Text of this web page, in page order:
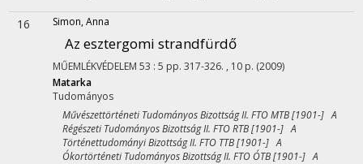
16 Simon, Anna
Az esztergomi strandfürdő
MŰEMLÉKVÉDELEM 53 : 5 pp. 317-326. , 10 p. (2009)
Matarka
Tudományos
Művészettörténeti Tudományos Bizottság II. FTO MTB [1901-] A
Régészeti Tudományos Bizottság II. FTO RTB [1901-] A
Történettudományi Bizottság II. FTO TTB [1901-] A
Ókortörténeti Tudományos Bizottság II. FTO ÓTB [1901-] A